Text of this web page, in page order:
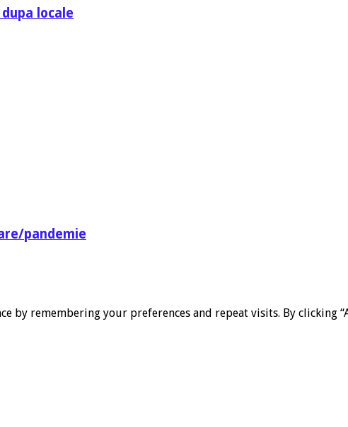
locale
pandemie
by remembering your preferences and repeat visits. By clicking